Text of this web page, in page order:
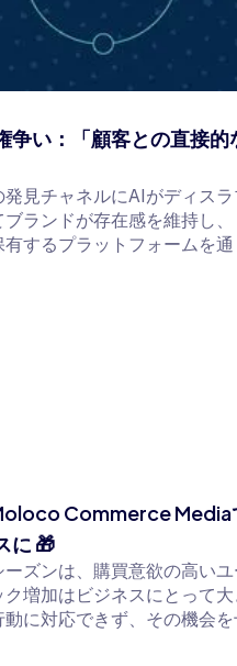
争い：「顧客との直接
見チャネルにAIがディス
ランドが存在感を維持し
するプラットフォームを
要な鍵を握ります。
Commerce
に 🎁
ズンは、購買意欲の高い
増加はビジネスにとって
に対応できず、その機会